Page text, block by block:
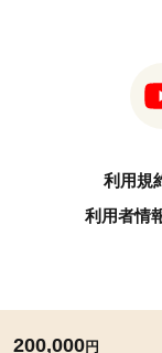
200,000円
利用規
利用者情